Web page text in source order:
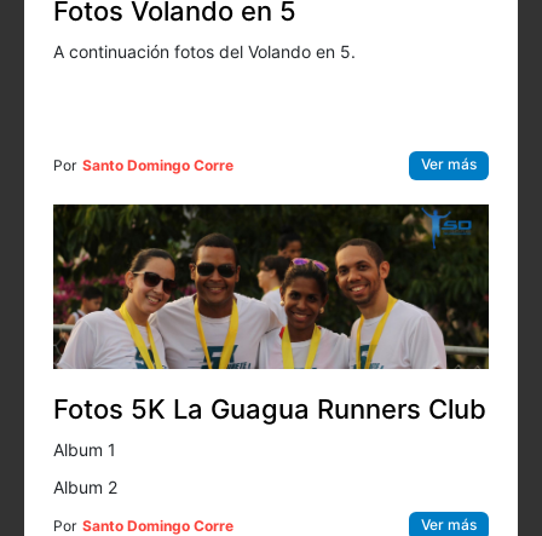
Fotos Volando en 5
A continuación fotos del Volando en 5.
Por Santo Domingo Corre Ver más
Fotos 5K La Guagua Runners Club
Album 1
Album 2
Por Santo Domingo Corre Ver más